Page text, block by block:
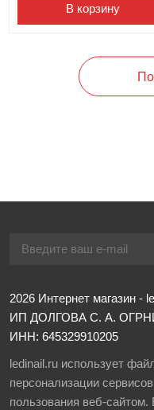
В корзину
2026 Интернет магазин -
ИП ДОЛГОВА С. А.
ИНН: 645329910205
ledinail.ru использует
персонализации
пользования веб-